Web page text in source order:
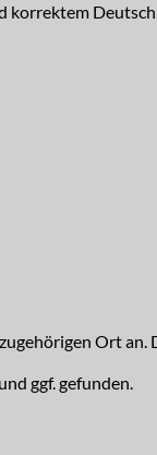
korrektem
Ort an.
ggf. gefunden.